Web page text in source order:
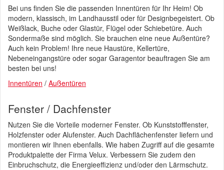
Bei uns finden Sie die passenden Innentüren für Ihr Heim! Ob
modern, klassisch, im Landhausstil oder für Designbegeistert. Ob
Weißlack, Buche oder Glastür, Flügel oder Schiebetüre. Auch
Sondermaße sind möglich. Sie brauchen eine neue Außentüre?
Auch kein Problem! Ihre neue Haustüre, Kellertüre,
Nebeneingangstüre oder sogar Garagentor beauftragen Sie am
besten bei uns!
Innentüren / Außentüren
Fenster / Dachfenster
Nutzen Sie die Vorteile moderner Fenster. Ob Kunststofffenster,
Holzfenster oder Alufenster. Auch Dachflächenfenster liefern und
montieren wir Ihnen ebenfalls. Wie haben Zugriff auf die gesamte
Produktpalette der Firma Velux. Verbessern Sie zudem den
Einbruchschutz, die Energieeffizienz und/oder den Lärmschutz.